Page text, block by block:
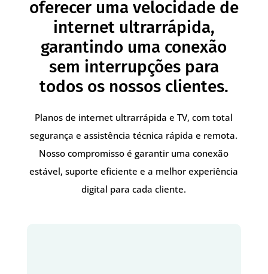
oferecer uma velocidade de
internet ultrarrápida,
garantindo uma conexão
sem interrupções para
todos os nossos clientes.
Planos de internet ultrarrápida e TV, com total
segurança e assistência técnica rápida e remota.
Nosso compromisso é garantir uma conexão
estável, suporte eficiente e a melhor experiência
digital para cada cliente.